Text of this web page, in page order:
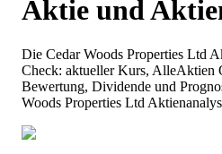
Aktie und
Die Cedar Woods Properties Ltd
Check: aktueller Kurs, AlleAktien
Bewertung, Dividende und
Woods Properties Ltd